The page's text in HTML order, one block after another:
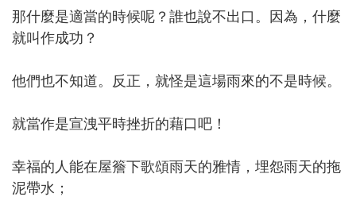
那什麼是適當的時候呢？誰也說不出口。因為，什麼
就叫作成功？
他們也不知道。反正，就怪是這場雨來的不是時候。
就當作是宣洩平時挫折的藉口吧！
幸福的人能在屋簷下歌頌雨天的雅情，埋怨雨天的拖
泥帶水；